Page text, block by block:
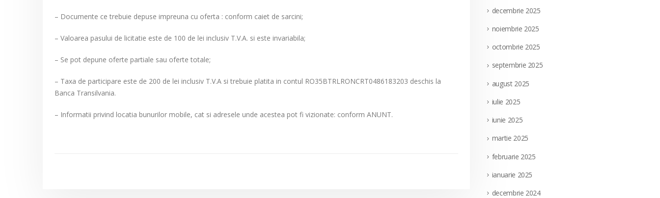
– Documente ce trebuie depuse impreuna cu oferta : conform caiet de sarcini;
– Valoarea pasului de licitatie este de 100 de lei inclusiv T.V.A. si este invariabila;
– Se pot depune oferte partiale sau oferte totale;
– Taxa de participare este de 200 de lei inclusiv T.V.A si trebuie platita in contul RO35BTRLRONCRT0486183203 deschis la
Banca Transilvania.
– Informatii privind locatia bunurilor mobile, cat si adresele unde acestea pot fi vizionate: conform ANUNT.
decembrie 2025
noiembrie 2025
octombrie 2025
septembrie 2025
august 2025
iulie 2025
iunie 2025
martie 2025
februarie 2025
ianuarie 2025
decembrie 2024